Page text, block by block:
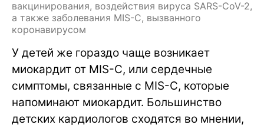
вакцинирования, воздействия вируса SARS-CoV-2,
а также заболевания MIS-C, вызванного
коронавирусом
У детей же гораздо чаще возникает
миокардит от MIS-C, или сердечные
симптомы, связанные с MIS-C, которые
напоминают миокардит. Большинство
детских кардиологов сходятся во мнении,